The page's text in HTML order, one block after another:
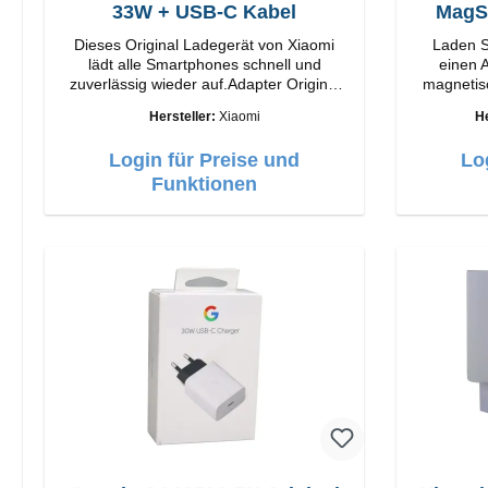
33W + USB-C Kabel
Dieses Original Ladegerät von Xiaomi
lädt alle Smartphones schnell und
zuverlässig wieder auf.Adapter Original
Anschlüsse: USB-A Output: 33W Farbe:
Farbe: Weiss
Hersteller: Xiaomi
Login für Preise und
Funktionen
Laden
einen
Mit
für Ihr
iPhone
auf Auf